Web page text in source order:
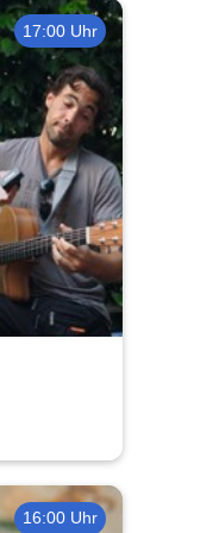
17:00 Uhr
16:00 Uhr